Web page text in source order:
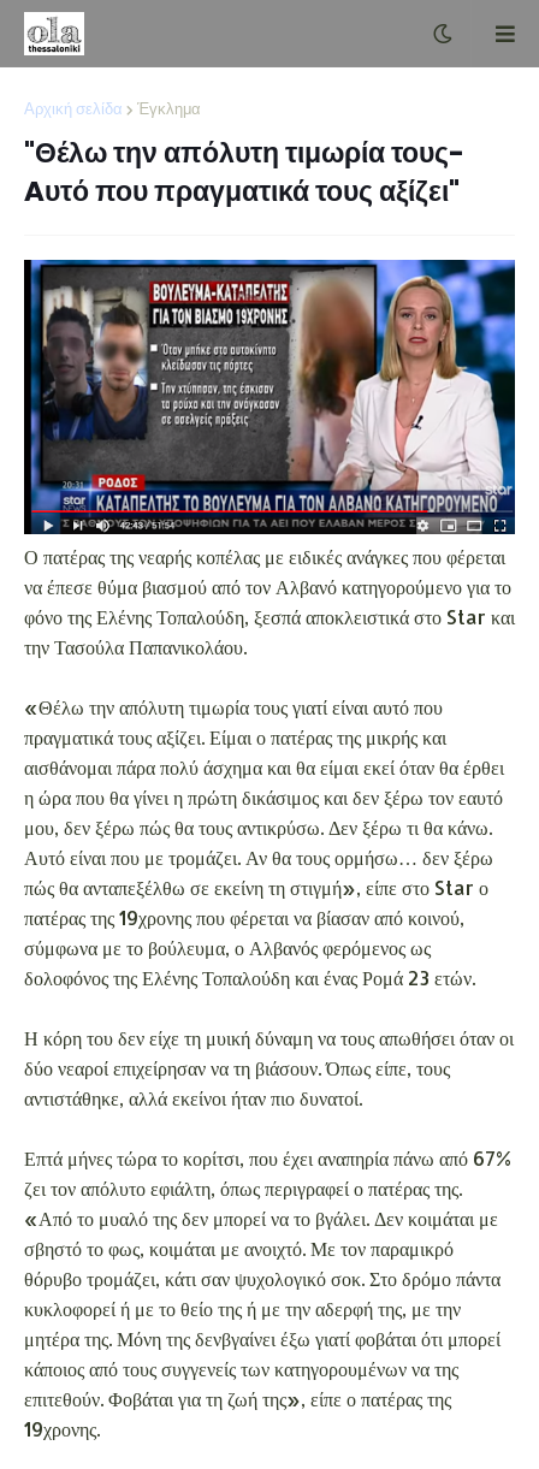
Αρχική σελίδα Έγκλημα
"Θέλω την απόλυτη τιμωρία τους-
Aυτό που πραγματικά τους αξίζει"
Ο πατέρας της νεαρής κοπέλας με ειδικές ανάγκες που φέρεται
να έπεσε θύμα βιασμού από τον Αλβανό κατηγορούμενο για το
φόνο της Ελένης Τοπαλούδη, ξεσπά αποκλειστικά στο Star και
την Τασούλα Παπανικολάου.
«Θέλω την απόλυτη τιμωρία τους γιατί είναι αυτό που
πραγματικά τους αξίζει. Είμαι ο πατέρας της μικρής και
αισθάνομαι πάρα πολύ άσχημα και θα είμαι εκεί όταν θα έρθει
η ώρα που θα γίνει η πρώτη δικάσιμος και δεν ξέρω τον εαυτό
μου, δεν ξέρω πώς θα τους αντικρύσω. Δεν ξέρω τι θα κάνω.
Αυτό είναι που με τρομάζει. Αν θα τους ορμήσω… δεν ξέρω
πώς θα ανταπεξέλθω σε εκείνη τη στιγμή», είπε στο Star ο
πατέρας της 19χρονης που φέρεται να βίασαν από κοινού,
σύμφωνα με το βούλευμα, ο Αλβανός φερόμενος ως
δολοφόνος της Ελένης Τοπαλούδη και ένας Ρομά 23 ετών.
Η κόρη του δεν είχε τη μυική δύναμη να τους απωθήσει όταν οι
δύο νεαροί επιχείρησαν να τη βιάσουν. Όπως είπε, τους
αντιστάθηκε, αλλά εκείνοι ήταν πιο δυνατοί.
Επτά μήνες τώρα το κορίτσι, που έχει αναπηρία πάνω από 67%
ζει τον απόλυτο εφιάλτη, όπως περιγραφεί ο πατέρας της.
«Από το μυαλό της δεν μπορεί να το βγάλει. Δεν κοιμάται με
σβηστό το φως, κοιμάται με ανοιχτό. Με τον παραμικρό
θόρυβο τρομάζει, κάτι σαν ψυχολογικό σοκ. Στο δρόμο πάντα
κυκλοφορεί ή με το θείο της ή με την αδερφή της, με την
μητέρα της. Μόνη της δενβγαίνει έξω γιατί φοβάται ότι μπορεί
κάποιος από τους συγγενείς των κατηγορουμένων να της
επιτεθούν. Φοβάται για τη ζωή της», είπε ο πατέρας της
19χρονης.